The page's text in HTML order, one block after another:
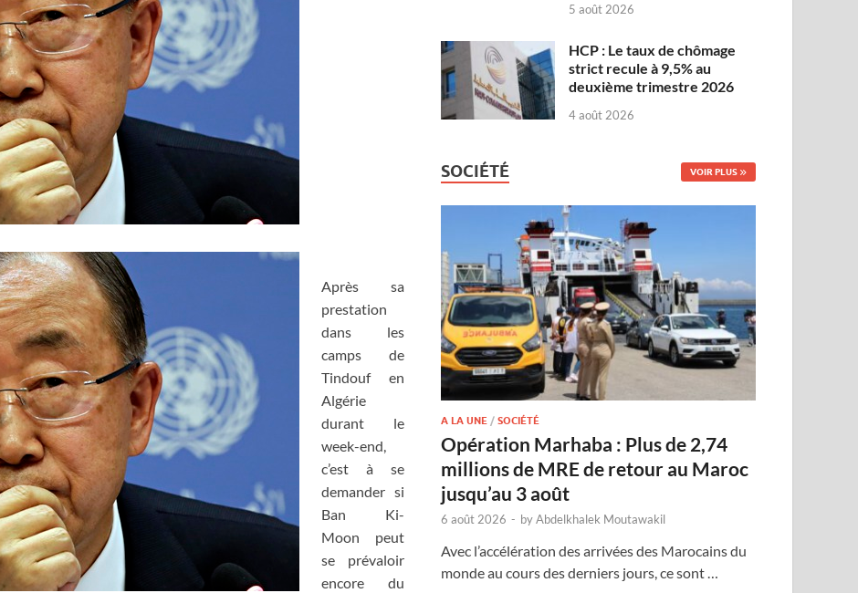
Après sa
prestation
dans les
camps de
Tindouf en
Algérie
durant le
week-end,
c’est à se
demander si
Ban Ki-
Moon peut
se prévaloir
encore du
5 août 2026
HCP : Le taux de chômage
strict recule à 9,5% au
deuxième trimestre 2026
4 août 2026
SOCIÉTÉ VOIR PLUS
A LA UNE /SOCIÉTÉ
Opération Marhaba : Plus de 2,74
millions de MRE de retour au Maroc
jusqu’au 3 août
6 août 2026 - byAbdelkhalek Moutawakil
Avec l’accélération des arrivées des Marocains du
monde au cours des derniers jours, ce sont …